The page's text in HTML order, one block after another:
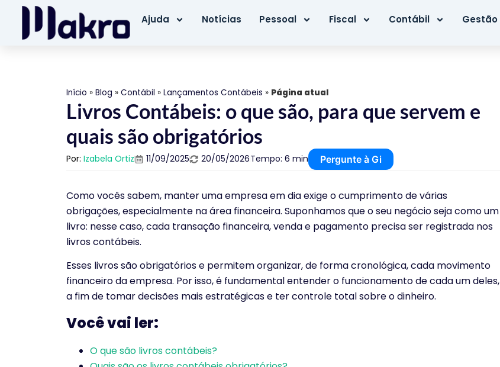
Ajuda Notícias Pessoal Fiscal Contábil Gestão
Início » Blog » Contábil » Lançamentos Contábeis » Página atual
Livros Contábeis: o que são, para que servem e
quais são obrigatórios
Por: Izabela Ortiz 11/09/2025 20/05/2026Tempo: 6 min Pergunte à Gi
Como vocês sabem, manter uma empresa em dia exige o cumprimento de várias
obrigações, especialmente na área financeira. Suponhamos que o seu negócio seja como um
livro: nesse caso, cada transação financeira, venda e pagamento precisa ser registrada nos
livros contábeis.
Esses livros são obrigatórios e permitem organizar, de forma cronológica, cada movimento
financeiro da empresa. Por isso, é fundamental entender o funcionamento de cada um deles,
a fim de tomar decisões mais estratégicas e ter controle total sobre o dinheiro.
Você vai ler:
O que são livros contábeis?